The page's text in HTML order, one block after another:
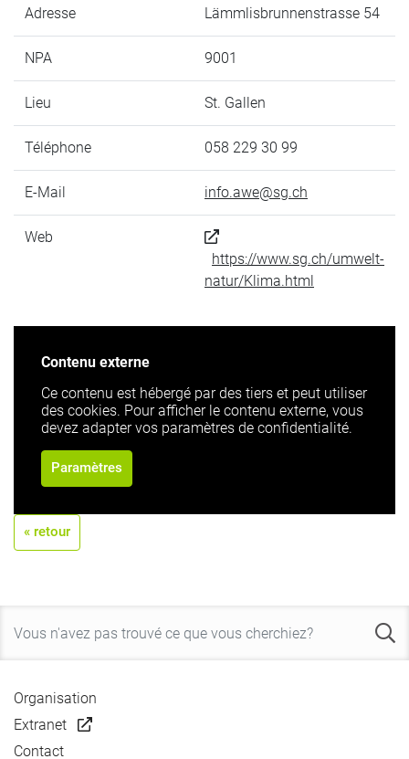
Adresse Lämmlisbrunnenstrasse 54
NPA 9001
Lieu St. Gallen
Téléphone 058 229 30 99
E-Mail info.awe@sg.ch
Web
https://www.sg.ch/umwelt-
natur/Klima.html
Contenu externe
Ce contenu est hébergé par des tiers et peut utiliser
des cookies. Pour afficher le contenu externe, vous
devez adapter vos paramètres de confidentialité.
Paramètres
« retour
Organisation
Extranet
Contact